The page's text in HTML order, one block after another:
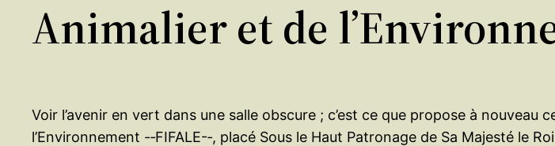
Animalier et de
Voir l’avenir en vert dans une salle obscure ; c’est ce que propose à
l’Environnement -­‐FIFALE-­‐, placé Sous le Haut Patronage de Sa Majesté le